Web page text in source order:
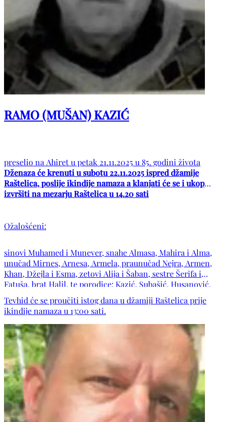
RAMO (MUŠAN) KAZIĆ
preselio na Ahiret u petak 21.11.2025 u 85. godini života
Dženaza će krenuti u subotu 22.11.2025 ispred džamije
Raštelica, poslije ikindije namaza a klanjati će se i ukop
izvršiti na mezarju Raštelica u 14.20 sati
Ožalošćeni:
sinovi Muhamed i Munever, snahe Almasa, Mahira i Alma,
unučad Mirnes, Arnesa, Armela, praunučad Nejra, Armen,
Khan, Džejla i Esma, zetovi Alija i Šaban, sestre Šerifa i
Fatuša, brat Halil, te porodice: Kazić, Subašić, Husanović,
Bešlija, Sadiković, Dulić, Nikšić, Mrkonja, Katkić, Hajro,
Džambas, Merdanović, Topalović, kao i ostala mnogobrojna
rodbina, komšije i prijatelji.
Tevhid će se proučiti istog dana u džamiji Raštelica prije
ikindije namaza u 13:00 sati.